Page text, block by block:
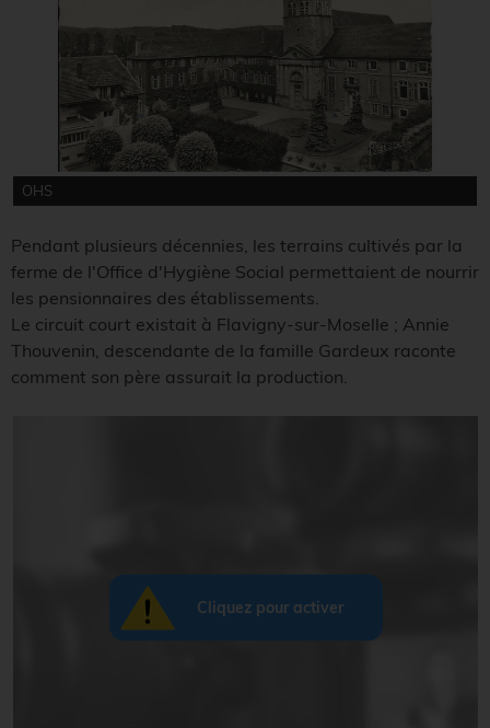
OHS
Pendant plusieurs décennies, les terrains cultivés par la
ferme de l'Office d'Hygiène Social permettaient de nourrir
les pensionnaires des établissements.
Le circuit court existait à Flavigny-sur-Moselle ; Annie
Thouvenin, descendante de la famille Gardeux raconte
comment son père assurait la production.